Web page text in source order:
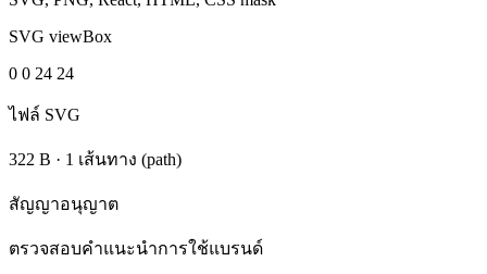
SVG viewBox
0 0 24 24
ไฟล์ SVG
322 B · 1 เส้นทาง (path)
สัญญาอนุญาต
ตรวจสอบคำแนะนำการใช้แบรนด์